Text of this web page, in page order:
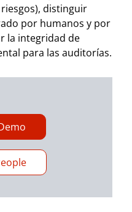
distinguir
por humanos y por
la integridad de
para las auditorías.